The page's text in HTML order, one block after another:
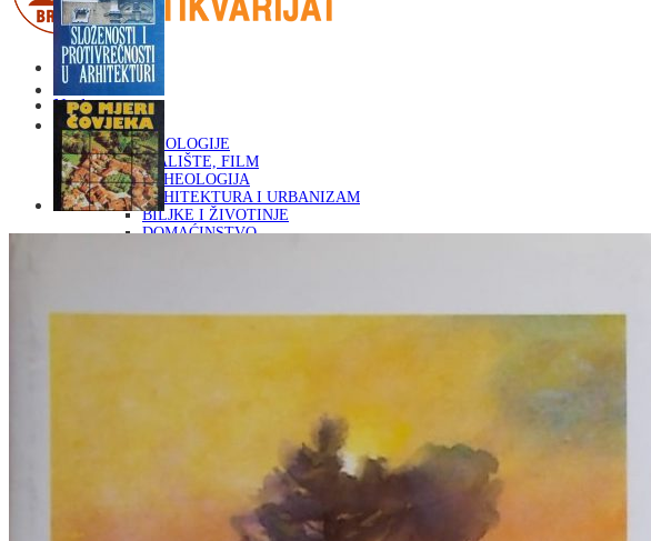
Naslovna
KNJIGE
OD ARHEOLOGIJE
DO KAZALIŠTE, FILM
ARHEOLOGIJA
ARHITEKTURA I URBANIZAM
BILJKE I ŽIVOTINJE
DOMAĆINSTVO
GLAZBENA UMJETNOST
LJEKOVITO BILJE I ZDRAVLJE
POVIJEST I PUBLICISTIKA
PRIRODNE ZNANOSTI
PSIHOLOGIJA, POPULARNA PSIHOLOGIJA,
ALTERNATIVA